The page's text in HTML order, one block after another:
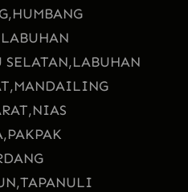
HUMBANG
SELATAN,LABUHAN
MANDAILING
NIAS
PAKPAK
TAPANULI